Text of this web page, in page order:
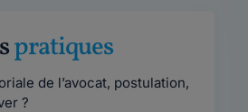
pratiques
de l’avocat, postulation,
?